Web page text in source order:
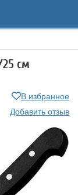
см
В избранное
Добавить отзыв